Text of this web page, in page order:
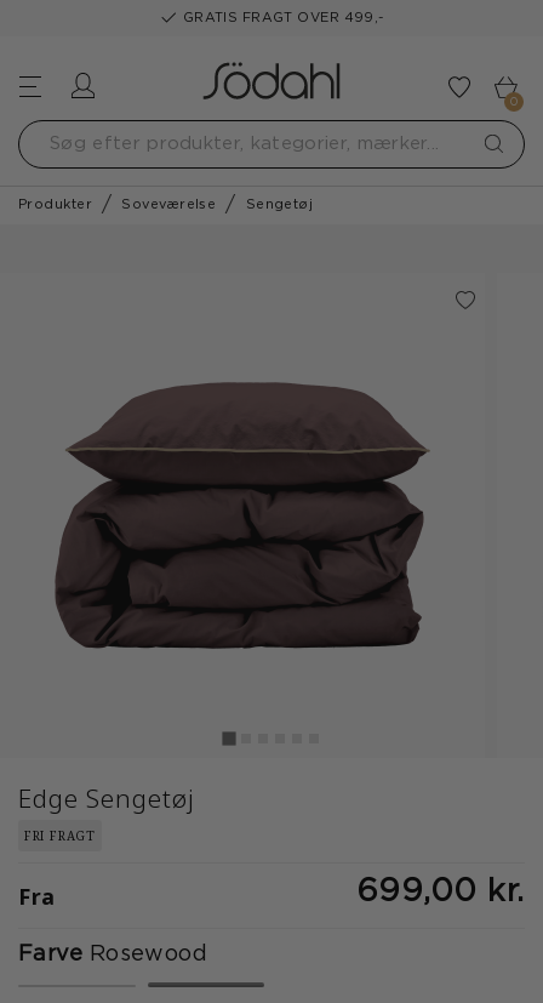
GRATIS FRAGT OVER 499,-
Tilføj
0
Produkter Soveværelse Sengetøj
Edge Sengetøj
FRI FRAGT
Fra 699,00 kr.
Farve Rosewood
valgte